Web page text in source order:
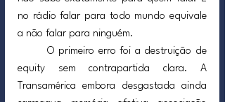
no rádio falar para todo mundo equivale
a não falar para ninguém.
equity sem contrapartida clara. A
Transamérica embora desgastada ainda